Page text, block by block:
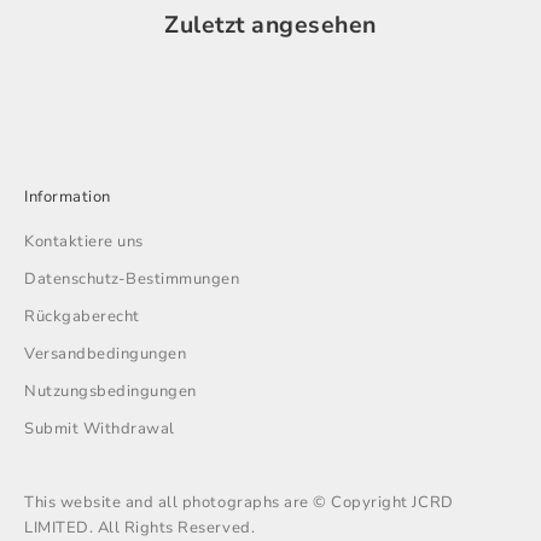
Zuletzt angesehen
Information
Kontaktiere uns
Datenschutz-Bestimmungen
Rückgaberecht
Versandbedingungen
Nutzungsbedingungen
Submit Withdrawal
This website and all photographs are © Copyright JCRD
LIMITED. All Rights Reserved.